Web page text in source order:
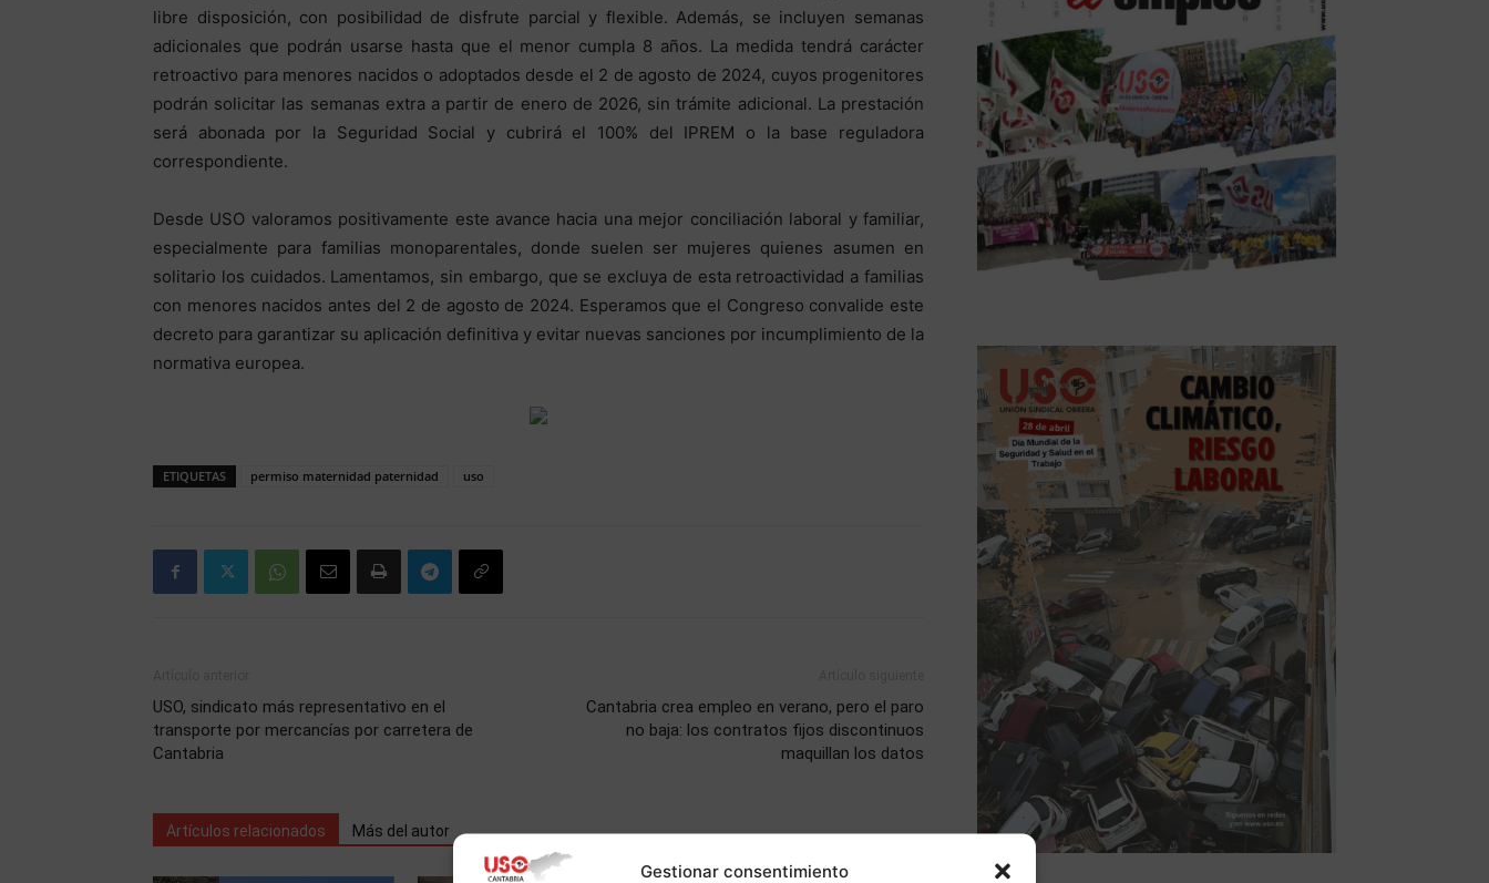
Gestionar consentimiento
libre disposición, con posibilidad de disfrute parcial y flexible. Además, se incluyen semanas
adicionales que podrán usarse hasta que el menor cumpla 8 años. La medida tendrá carácter
retroactivo para menores nacidos o adoptados desde el 2 de agosto de 2024, cuyos progenitores
podrán solicitar las semanas extra a partir de enero de 2026, sin trámite adicional. La prestación
será abonada por la Seguridad Social y cubrirá el 100% del IPREM o la base reguladora
correspondiente.
Desde USO valoramos positivamente este avance hacia una mejor conciliación laboral y familiar,
especialmente para familias monoparentales, donde suelen ser mujeres quienes asumen en
solitario los cuidados. Lamentamos, sin embargo, que se excluya de esta retroactividad a familias
con menores nacidos antes del 2 de agosto de 2024. Esperamos que el Congreso convalide este
decreto para garantizar su aplicación definitiva y evitar nuevas sanciones por incumplimiento de la
normativa europea.
ETIQUETAS permiso maternidad paternidad uso
USO, sindicato más representativo en el
transporte por mercancías por carretera de
Cantabria
Cantabria crea empleo en verano, pero el paro
no baja: los contratos fijos discontinuos
maquillan los datos
Artículos relacionados Más del autor